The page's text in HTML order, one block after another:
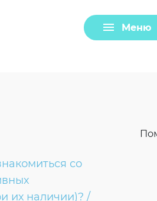
Меню
со
их наличии)? /
Задать